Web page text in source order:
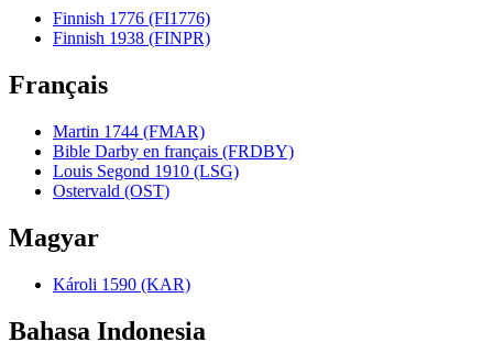
Finnish 1776 (FI1776)
Finnish 1938 (FINPR)
Français
Martin 1744 (FMAR)
Bible Darby en français (FRDBY)
Louis Segond 1910 (LSG)
Ostervald (OST)
Magyar
Károli 1590 (KAR)
Bahasa Indonesia